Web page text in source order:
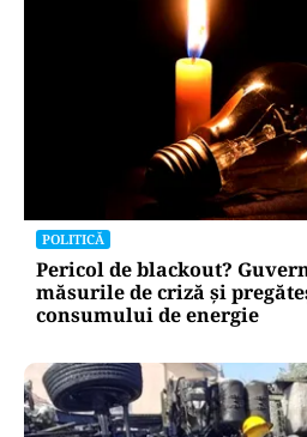
POLITICĂ
Pericol de blackout?
măsurile de criză și
consumului de energie